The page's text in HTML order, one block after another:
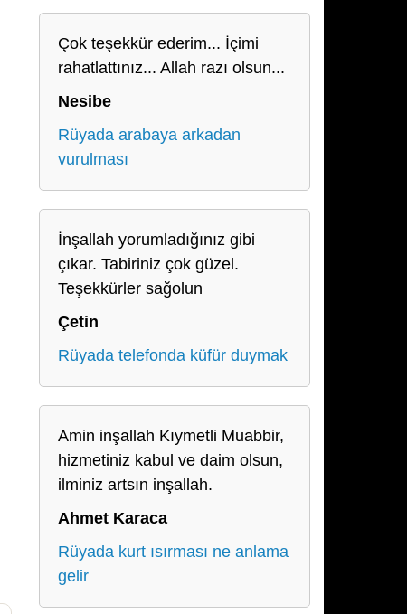
Çok teşekkür ederim... İçimi
rahatlattınız... Allah razı olsun...
Nesibe
Rüyada arabaya arkadan
vurulması
İnşallah yorumladığınız gibi
çıkar. Tabiriniz çok güzel.
Teşekkürler sağolun
Çetin
Rüyada telefonda küfür duymak
Amin inşallah Kıymetli Muabbir,
hizmetiniz kabul ve daim olsun,
ilminiz artsın inşallah.
Ahmet Karaca
Rüyada kurt ısırması ne anlama
gelir